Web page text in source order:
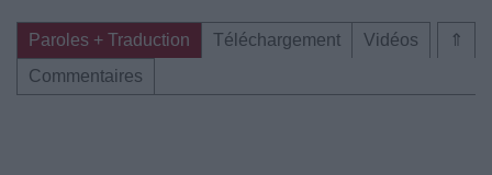
⇑
Paroles + Traduction Téléchargement
Vidéos
Commentaires